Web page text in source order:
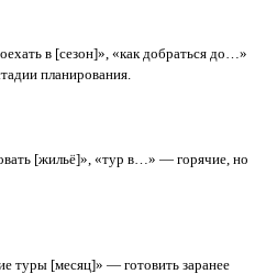
в [сезон]», «как добраться до…»
планирования.
[жильё]», «тур в…» — горячие, но
туры [месяц]» — готовить заранее